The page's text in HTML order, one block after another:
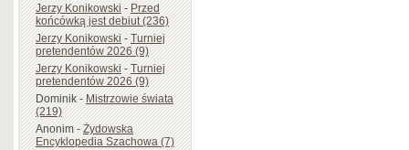
Jerzy Konikowski-Przed
końcówką jest debiut (236)
Jerzy Konikowski-Turniej
pretendentów 2026 (9)
Jerzy Konikowski-Turniej
pretendentów 2026 (9)
Dominik-Mistrzowie świata
(219)
Anonim-Żydowska
Encyklopedia Szachowa (7)